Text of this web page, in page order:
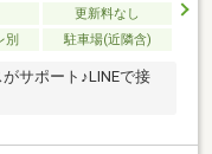
更新料なし
別 駐車場(近隣含)
サポート♪LINEで接